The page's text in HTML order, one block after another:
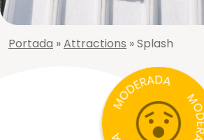
Portada »Attractions »Splash